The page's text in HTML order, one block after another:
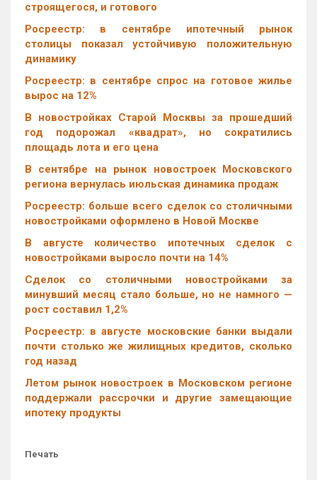
строящегося, и готового
Росреестр: в сентябре ипотечный рынок
столицы показал устойчивую положительную
динамику
Росреестр: в сентябре спрос на готовое жилье
вырос на 12%
В новостройках Старой Москвы за прошедший
год подорожал «квадрат», но сократились
площадь лота и его цена
В сентябре на рынок новостроек Московского
региона вернулась июльская динамика продаж
Росреестр: больше всего сделок со столичными
новостройками оформлено в Новой Москве
В августе количество ипотечных сделок с
новостройками выросло почти на 14%
Cделок со столичными новостройками за
минувший месяц стало больше, но не намного —
рост составил 1,2%
Росреестр: в августе московские банки выдали
почти столько же жилищных кредитов, сколько
год назад
Летом рынок новостроек в Московском регионе
поддержали рассрочки и другие замещающие
ипотеку продукты
Печать